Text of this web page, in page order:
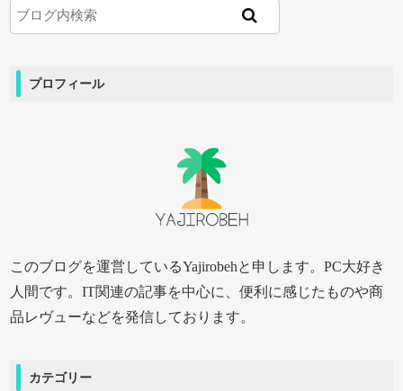
プロフィール
このブログを運営しているYajirobehと申します。PC大好き
人間です。IT関連の記事を中心に、便利に感じたものや商
品レヴューなどを発信しております。
カテゴリー